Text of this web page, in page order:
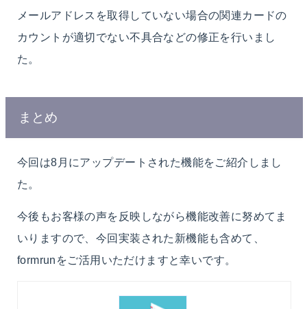
メールアドレスを取得していない場合の関連カードの
カウントが適切でない不具合などの修正を行いまし
た。
まとめ
今回は8月にアップデートされた機能をご紹介しまし
た。
今後もお客様の声を反映しながら機能改善に努めてま
いりますので、今回実装された新機能も含めて、
formrunをご活用いただけますと幸いです。